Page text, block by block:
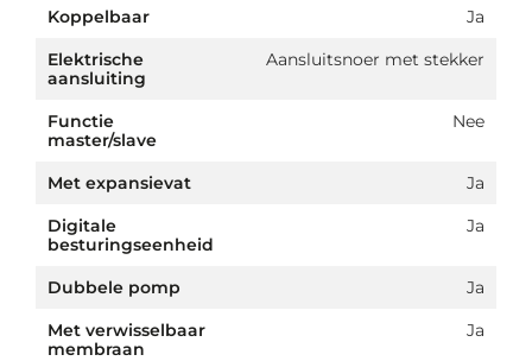
Koppelbaar
Ja
Elektrische
aansluiting
Aansluitsnoer met stekker
Functie
master/slave
Nee
Met expansievat
Ja
Digitale
besturingseenheid
Ja
Dubbele pomp
Ja
Met verwisselbaar
membraan
Ja